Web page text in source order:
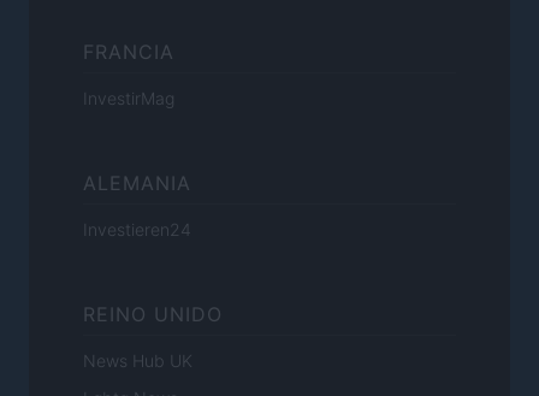
FRANCIA
InvestirMag
ALEMANIA
Investieren24
REINO UNIDO
News Hub UK